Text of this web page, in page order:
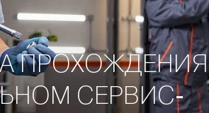
ПРОХОЖДЕНИЯ
СЕРВИС-